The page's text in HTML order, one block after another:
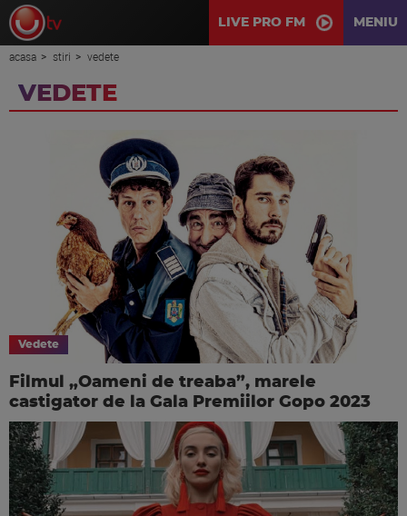
LIVE PRO FM MENIU
acasa stiri vedete
VEDETE
Vedete
Filmul „Oameni de treaba”, marele
castigator de la Gala Premiilor Gopo 2023